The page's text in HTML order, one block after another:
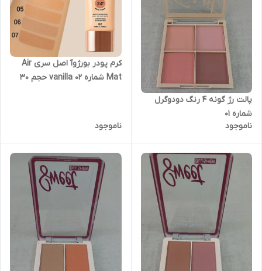
پالت رژ گونه ۴ رنگ دودوگرل
شماره ۰۱
ناموجود
کرم پودر بورژ‌وآ اصل سری Air
Mat شماره ۰۲ vanilla حجم 30
ناموجود